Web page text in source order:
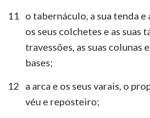
11
o tabernáculo, a sua tenda e
os seus colchetes e as suas
travessões, as suas colunas
bases;
12
a arca e os seus varais, o
véu e reposteiro;